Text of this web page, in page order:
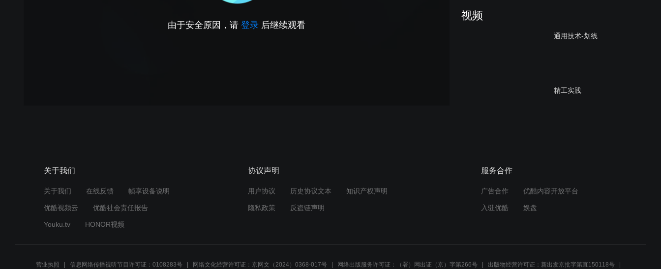
由于安全原因，请 登录 后继续观看
视频
通用技术-划线
精工实践
关于我们
关于我们 在线反馈 帧享设备说明
优酷视频云 优酷社会责任报告
Youku.tv HONOR视频
协议声明
用户协议 历史协议文本 知识产权声明
隐私政策 反盗链声明
服务合作
广告合作 优酷内容开放平台
入驻优酷 娱盘
营业执照 信息网络传播视听节目许可证：0108283号 网络文化经营许可证：京网文（2024）0368-017号 网络出版服务许可证：（署）网出证（京）字第266号 出版物经营许可证：新出发京批字第直150118号